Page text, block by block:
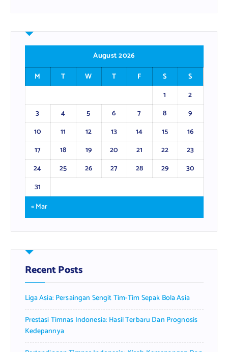
August 2026
M
T W T F S
S
1
2
3
4 5 6 7 8
9
10
11 12 13 14 15
16
17
18 19 20 21 22
23
24
25 26 27 28 29
30
31
« Mar
Recent Posts
Liga Asia: Persaingan Sengit Tim-Tim Sepak Bola Asia
Prestasi Timnas Indonesia: Hasil Terbaru Dan Prognosis
Kedepannya